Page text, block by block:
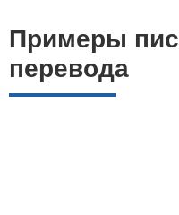
Примеры
перевода